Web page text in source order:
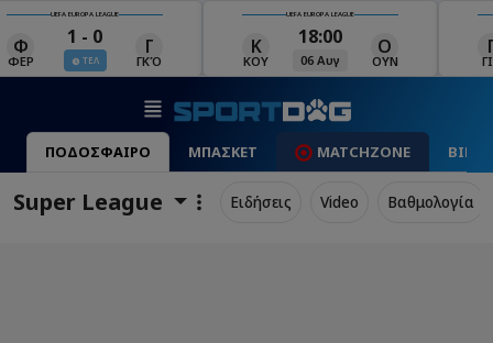
UEFA EUROPA LEAGUE
Κ 18:00
06 Αυγ ΟΥΝ
UEFA EUROPA LEAGUE
ΓΙΑ
19:00
06 Αυγ
Ρ
ΡΈΙ ΜΑΚ
ΠΟΔΟΣΦΑΙΡΟ ΜΠΑΣΚΕΤ MATCHZONE
Super League Ειδήσεις Video Βαθμολογία